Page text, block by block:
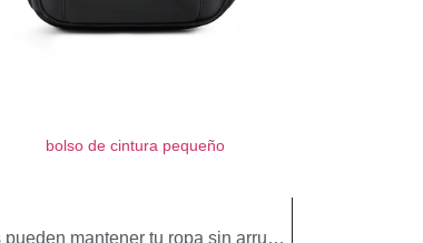
bolso de cintura pequeño
Viajar con estilo: Cómo los portatrajes pueden mantener tu ropa sin arrugas